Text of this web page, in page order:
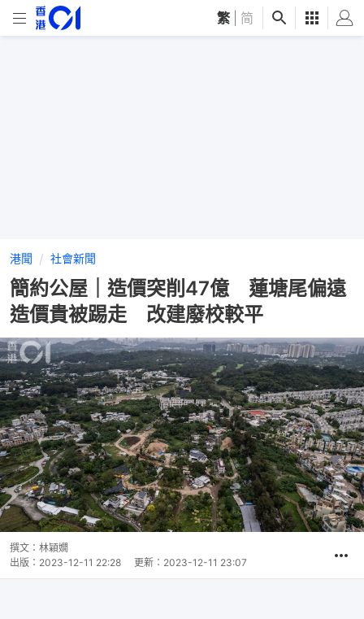
繁 简
港聞 社會新聞
簡約公屋｜造價突削47億 蓮塘尾偏遠
造價貴被踢走 改建廢校較平
撰文： 林穎嫺
出版： 2023-12-11 22:28 更新： 2023-12-11 23:07